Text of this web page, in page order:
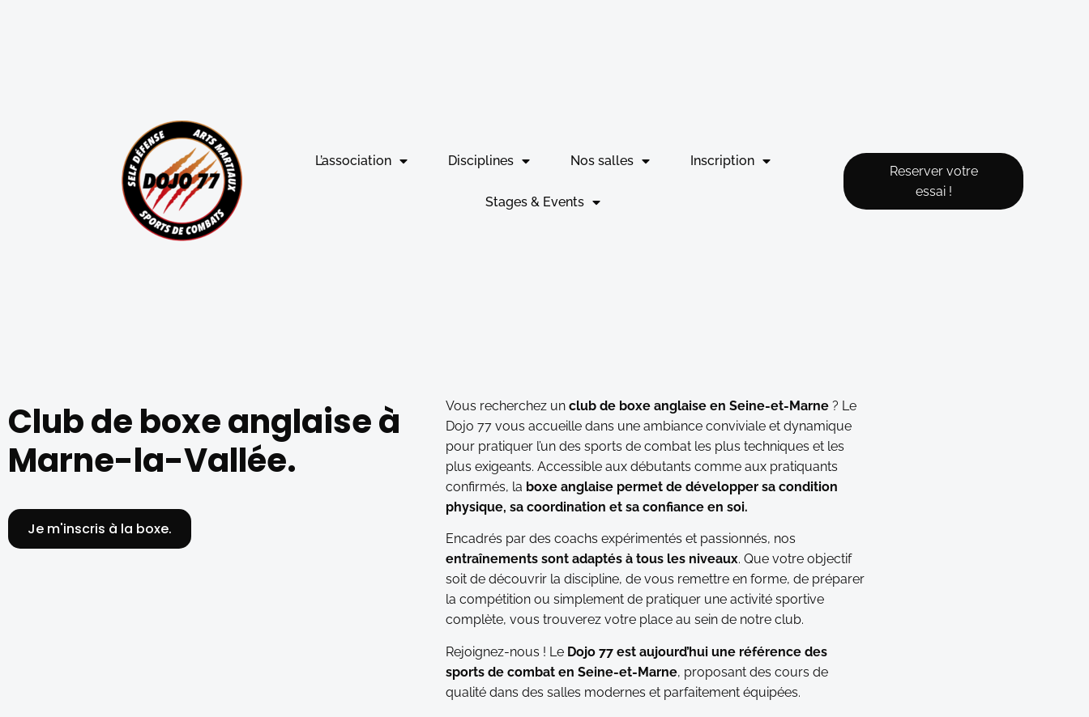
L’association Disciplines Nos salles Inscription
Stages & Events
Reserver votre
essai !
Club de boxe anglaise à
Marne-la-Vallée.
Je m'inscris à la boxe.
Vous recherchez un club de boxe anglaise en Seine-et-Marne ? Le
Dojo 77 vous accueille dans une ambiance conviviale et dynamique
pour pratiquer l’un des sports de combat les plus techniques et les
plus exigeants. Accessible aux débutants comme aux pratiquants
confirmés, la boxe anglaise permet de développer sa condition
physique, sa coordination et sa confiance en soi.
Encadrés par des coachs expérimentés et passionnés, nos
entraînements sont adaptés à tous les niveaux. Que votre objectif
soit de découvrir la discipline, de vous remettre en forme, de préparer
la compétition ou simplement de pratiquer une activité sportive
complète, vous trouverez votre place au sein de notre club.
Rejoignez-nous ! Le Dojo 77 est aujourd’hui une référence des
sports de combat en Seine-et-Marne, proposant des cours de
qualité dans des salles modernes et parfaitement équipées.